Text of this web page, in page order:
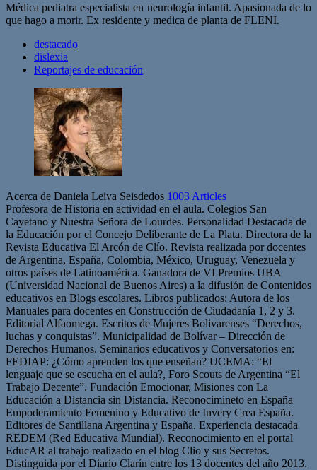
Médica pediatra especialista en neurología infantil. Apasionada de lo
que hago a morir. Ex residente y medica de planta de FLENI.
destacado
dislexia
Reportajes de educación
Acerca de Daniela Leiva Seisdedos 1003 Articles
Profesora de Historia en actividad en el aula. Colegios San
Cayetano y Nuestra Señora de Lourdes. Personalidad Destacada de
la Educación por el Concejo Deliberante de La Plata. Directora de la
Revista Educativa El Arcón de Clío. Revista realizada por docentes
de Argentina, España, Colombia, México, Uruguay, Venezuela y
otros países de Latinoamérica. Ganadora de VI Premios UBA
(Universidad Nacional de Buenos Aires) a la difusión de Contenidos
educativos en Blogs escolares. Libros publicados: Autora de los
Manuales para docentes en Construcción de Ciudadanía 1, 2 y 3.
Editorial Alfaomega. Escritos de Mujeres Bolivarenses “Derechos,
luchas y conquistas”. Municipalidad de Bolívar – Dirección de
Derechos Humanos. Seminarios educativos y Conversatorios en:
FEDIAP: ¿Cómo aprenden los que enseñan? UCEMA: “El
lenguaje que se escucha en el aula?, Foro Scouts de Argentina “El
Trabajo Decente”. Fundación Emocionar, Misiones con La
Educación a Distancia sin Distancia. Reconocimineto en España
Empoderamiento Femenino y Educativo de Invery Crea España.
Editores de Santillana Argentina y España. Experiencia destacada
REDEM (Red Educativa Mundial). Reconocimiento en el portal
EducAR al trabajo realizado en el blog Clio y sus Secretos.
Distinguida por el Diario Clarín entre los 13 docentes del año 2013.